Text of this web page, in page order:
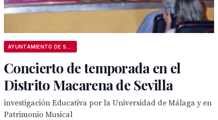
Concierto de temporada en el
Distrito Macarena de Sevilla
investigación Educativa por la Universidad de Málaga y en
Patrimonio Musical